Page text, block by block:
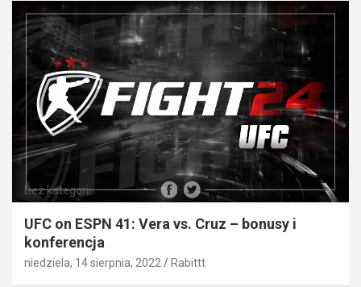
Bez kategorii
UFC on ESPN 41: Vera vs. Cruz – bonusy i
konferencja
niedziela, 14 sierpnia, 2022 Rabittt